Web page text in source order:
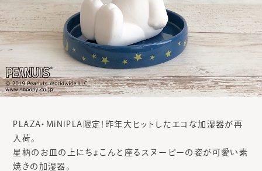
PLAZA・MiNIPLA限定！昨年大ヒットしたエコな加湿器が再
入荷。
星柄のお皿の上にちょこんと座るスヌーピーの姿が可愛い素
焼きの加湿器。